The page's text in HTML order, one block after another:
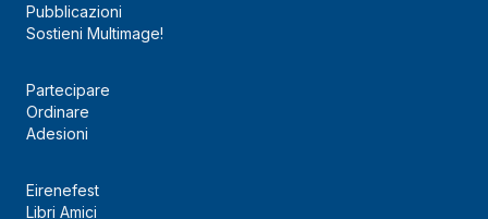
Pubblicazioni
Sostieni Multimage!
Partecipare
Ordinare
Adesioni
Eirenefest
Libri Amici